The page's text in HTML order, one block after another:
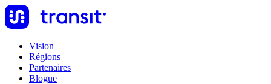
Vision
Régions
Partenaires
Blogue